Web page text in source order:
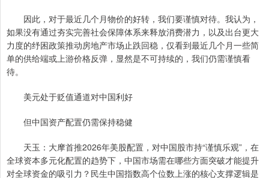
因此，对于最近几个月物价的好转，我们要谨慎对待。我认为，
如果没有通过夯实完善社会保障体系来释放消费潜力，以及出台更大
力度的纾困政策推动房地产市场止跌回稳，仅看到最近几个月一些简
单的供给端或上游价格反弹，显然是不可持续的，我们仍需谨慎看
待。
美元处于贬值通道对中国利好
但中国资产配置仍需保持稳健
天玉：大摩首推2026年美股配置，对中国股市持“谨慎乐观”，在
全球资本多元化配置的趋势下，中国市场需在哪些方面突破才能提升
对全球资金的吸引力？民生中国指数高个位数上涨的核心支撑逻辑是